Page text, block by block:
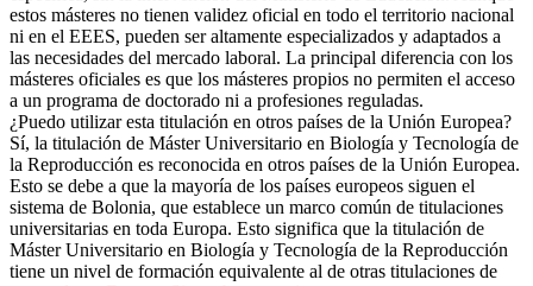
estos másteres no tienen validez oficial en todo el territorio nacional
ni en el EEES, pueden ser altamente especializados y adaptados a
las necesidades del mercado laboral. La principal diferencia con los
másteres oficiales es que los másteres propios no permiten el acceso
a un programa de doctorado ni a profesiones reguladas.
¿Puedo utilizar esta titulación en otros países de la Unión Europea?
Sí, la titulación de Máster Universitario en Biología y Tecnología de
la Reproducción es reconocida en otros países de la Unión Europea.
Esto se debe a que la mayoría de los países europeos siguen el
sistema de Bolonia, que establece un marco común de titulaciones
universitarias en toda Europa. Esto significa que la titulación de
Máster Universitario en Biología y Tecnología de la Reproducción
tiene un nivel de formación equivalente al de otras titulaciones de